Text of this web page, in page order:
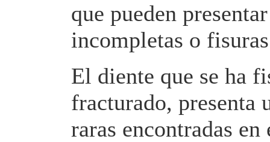
que pueden
incompletas o
El diente que se ha
fracturado, presenta
raras encontradas